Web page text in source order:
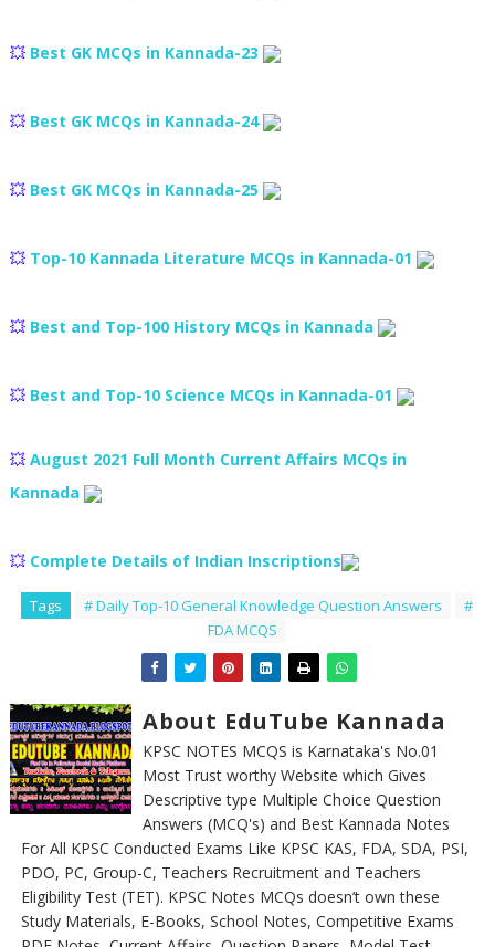
💥 Best GK MCQs in Kannada-23
💥 Best GK MCQs in Kannada-24
💥 Best GK MCQs in Kannada-25
💥 Top-10 Kannada Literature MCQs in Kannada-01
💥 Best and Top-100 History MCQs in Kannada
💥 Best and Top-10 Science MCQs in Kannada-01
💥 August 2021 Full Month Current Affairs MCQs in
Kannada
💥 Complete Details of Indian Inscriptions
Tags # Daily Top-10 General Knowledge Question Answers
#
FDA MCQS
About EduTube Kannada
KPSC NOTES MCQS is Karnataka's No.01
Most Trust worthy Website which Gives
Descriptive type Multiple Choice Question
Answers (MCQ's) and Best Kannada Notes
For All KPSC Conducted Exams Like KPSC KAS, FDA, SDA, PSI,
PDO, PC, Group-C, Teachers Recruitment and Teachers
Eligibility Test (TET). KPSC Notes MCQs doesn’t own these
Study Materials, E-Books, School Notes, Competitive Exams